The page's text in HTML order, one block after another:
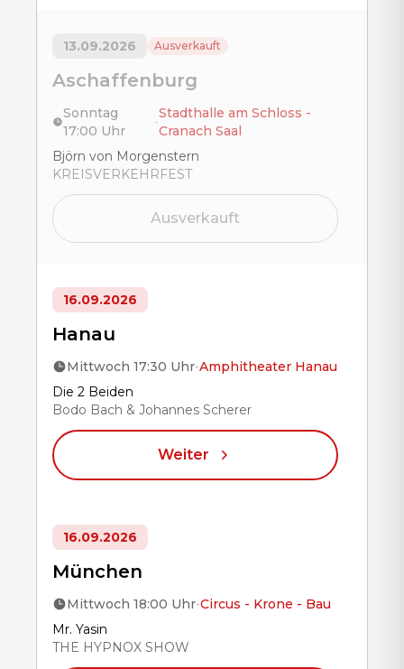
13.09.2026 Ausverkauft
Aschaffenburg
Sonntag
17:00 Uhr
•
Stadthalle am Schloss -
Cranach Saal
Title
Björn von Morgenstern
KREISVERKEHRFEST
Ausverkauft
16.09.2026
Hanau
Mittwoch 17:30 Uhr•Amphitheater Hanau
Title
Die 2 Beiden
Bodo Bach & Johannes Scherer
Weiter
16.09.2026
München
Mittwoch 18:00 Uhr•Circus - Krone - Bau
Title
Mr. Yasin
THE HYPNOX SHOW